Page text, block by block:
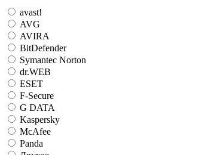
avast!
AVG
AVIRA
BitDefender
Symantec Norton
dr.WEB
ESET
F-Secure
G DATA
Kaspersky
McAfee
Panda